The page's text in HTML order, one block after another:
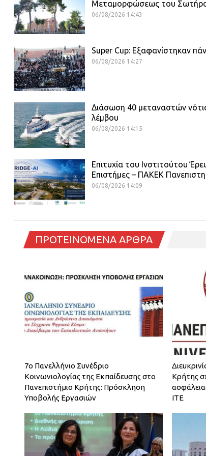
Μεταμορφώσεως του
06/08/2026 14:43
Super Cup: Εξαφανίστηκαν
06/08/2026 14:27
Διάσωση 40 μεταναστών
λέμβου
06/08/2026 14:15
Επιτυχία του Ινστιτούτου
Επιστήμες – ΠΑΚΕΚ
06/08/2026 14:09
ΠΡΟΤΕΙΝΟΜΕΝΑ ΑΡΘΡΑ
7ο Πανελλήνιο Συνέδριο
Κοινωνιολογίας της Εκπαίδευσης στο
Πανεπιστήμιο Κρήτης: Πρόσκληση
Υποβολής Εργασιών
Κρήτης
ΙΤΕ